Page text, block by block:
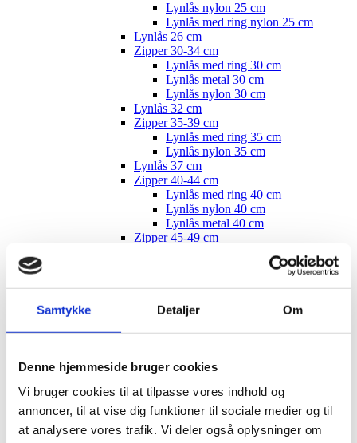
Samtykke Detaljer Om
Denne hjemmeside bruger cookies
Vi bruger cookies til at tilpasse vores indhold og
annoncer, til at vise dig funktioner til sociale medier og til
at analysere vores trafik. Vi deler også oplysninger om
Lynlås nylon 25 cm
Lynlås med ring nylon 25 cm
Lynlås 26 cm
Zipper 30-34 cm
Lynlås med ring 30 cm
Lynlås metal 30 cm
Lynlås nylon 30 cm
Lynlås 32 cm
Zipper 35-39 cm
Lynlås med ring 35 cm
Lynlås nylon 35 cm
Lynlås 37 cm
Zipper 40-44 cm
Lynlås med ring 40 cm
Lynlås nylon 40 cm
Lynlås metal 40 cm
Zipper 45-49 cm
Lynlås med ring 45 cm
Lynlåse 55 cm
Lynlåse 70-100 cm
Lynlås 15 cm
Bias tape
Bånd - skråbånd / kantbånd
Broderet bånd